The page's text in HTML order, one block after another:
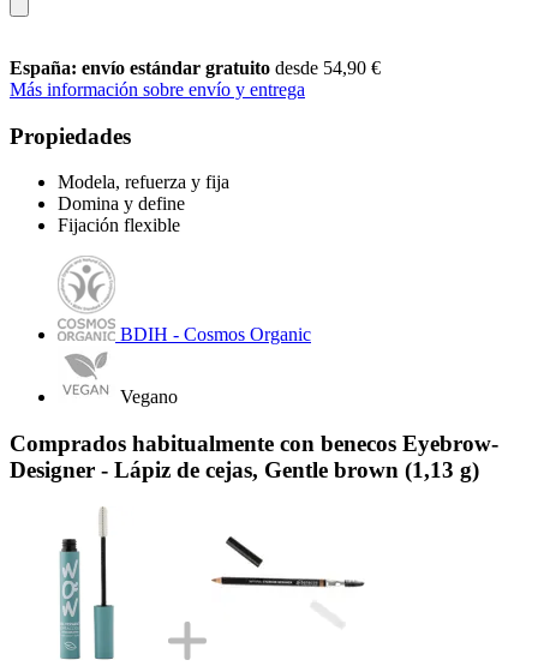
España: envío estándar gratuito desde 54,90 €
Más información sobre envío y entrega
Propiedades
Modela, refuerza y fija
Domina y define
Fijación flexible
BDIH - Cosmos Organic
Vegano
Comprados habitualmente con benecos Eyebrow-
Designer - Lápiz de cejas, Gentle brown (1,13 g)